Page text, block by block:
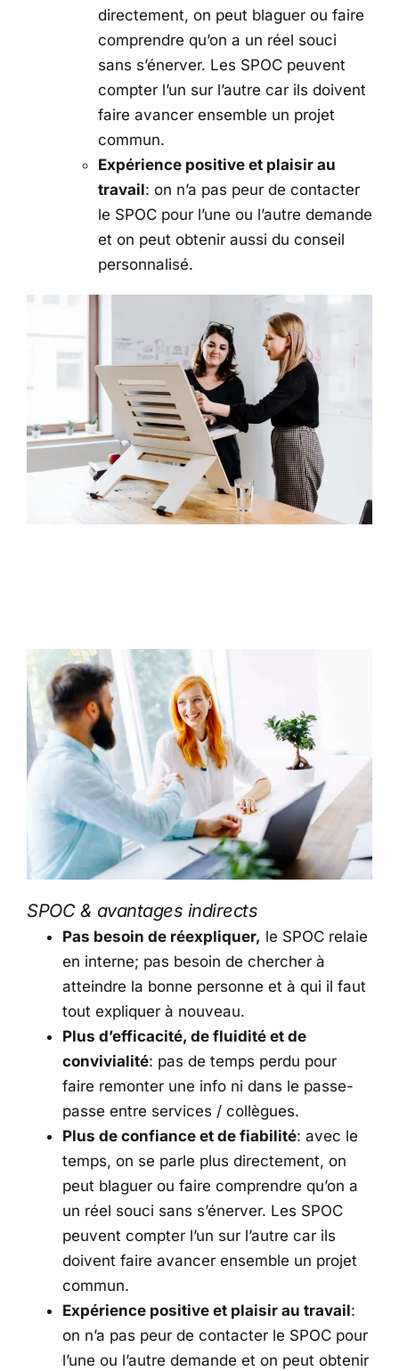
directement, on peut blaguer ou faire
comprendre qu’on a un réel souci
sans s’énerver. Les SPOC peuvent
compter l’un sur l’autre car ils doivent
faire avancer ensemble un projet
commun.
Expérience positive et plaisir au
travail: on n’a pas peur de contacter
le SPOC pour l’une ou l’autre demande
et on peut obtenir aussi du conseil
personnalisé.
SPOC & avantages indirects
Pas besoin de réexpliquer, le SPOC relaie
en interne; pas besoin de chercher à
atteindre la bonne personne et à qui il faut
tout expliquer à nouveau.
Plus d’efficacité, de fluidité et de
convivialité: pas de temps perdu pour
faire remonter une info ni dans le passe-
passe entre services / collègues.
Plus de confiance et de fiabilité: avec le
temps, on se parle plus directement, on
peut blaguer ou faire comprendre qu’on a
un réel souci sans s’énerver. Les SPOC
peuvent compter l’un sur l’autre car ils
doivent faire avancer ensemble un projet
commun.
Expérience positive et plaisir au travail:
on n’a pas peur de contacter le SPOC pour
l’une ou l’autre demande et on peut obtenir